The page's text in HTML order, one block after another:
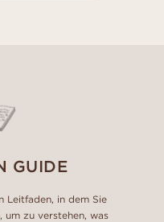
GUIDE
Leitfaden, in dem Sie
um zu verstehen, was